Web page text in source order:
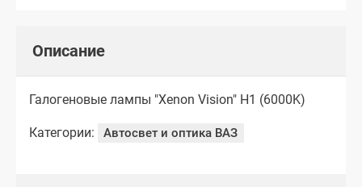
Описание
Галогеновые лампы "Xenon Vision" H1 (6000K)
Категории: Автосвет и оптика ВАЗ